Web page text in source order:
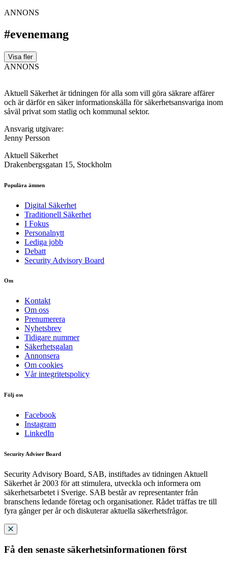
ANNONS
#evenemang
Visa fler
ANNONS
Aktuell Säkerhet är tidningen för alla som vill göra säkrare affärer
och är därför en säker informationskälla för säkerhets­ansvariga inom
såväl privat som statlig och kommunal sektor.
Ansvarig utgivare:
Jenny Persson
Aktuell Säkerhet
Drakenbergsgatan 15, Stockholm
Populära ämnen
Digital Säkerhet
Traditionell Säkerhet
I Fokus
Personalnytt
Lediga jobb
Debatt
Security Advisory Board
Om
Kontakt
Om oss
Prenumerera
Nyhetsbrev
Tidigare nummer
Säkerhetsgalan
Annonsera
Om cookies
Vår integritetspolicy
Följ oss
Facebook
Instagram
LinkedIn
Security Adviser Board
Security Advisory Board, SAB, instiftades av tidningen Aktuell
Säkerhet år 2003 för att stimulera, utveckla och informera om
säkerhetsarbetet i Sverige. SAB består av representanter från
branschens ledande företag och organisationer. Rådet träffas tre till
fyra gånger per år och diskuterar aktuella säkerhetsfrågor.
Få den senaste säkerhetsinformationen först